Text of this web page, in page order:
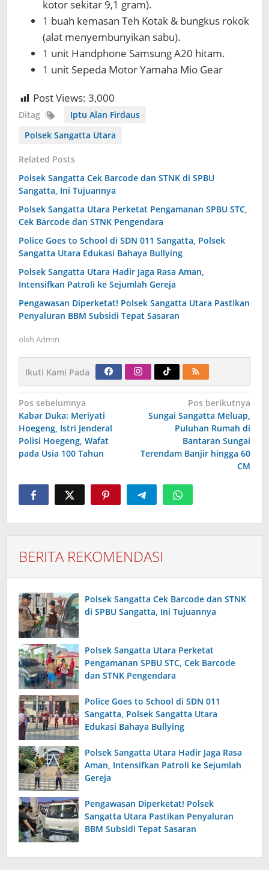
kotor sekitar 9,1 gram).
1 buah kemasan Teh Kotak & bungkus rokok
(alat menyembunyikan sabu).
1 unit Handphone Samsung A20 hitam.
1 unit Sepeda Motor Yamaha Mio Gear
Post Views: 3,000
Ditag
Iptu Alan Firdaus
Polsek Sangatta Utara
Related Posts
Polsek Sangatta Cek Barcode dan STNK di SPBU
Sangatta, Ini Tujuannya
Polsek Sangatta Utara Perketat Pengamanan SPBU STC,
Cek Barcode dan STNK Pengendara
Police Goes to School di SDN 011 Sangatta, Polsek
Sangatta Utara Edukasi Bahaya Bullying
Polsek Sangatta Utara Hadir Jaga Rasa Aman,
Intensifkan Patroli ke Sejumlah Gereja
Pengawasan Diperketat! Polsek Sangatta Utara Pastikan
Penyaluran BBM Subsidi Tepat Sasaran
oleh Admin
Ikuti Kami Pada
Navigasi
pos
Pos sebelumnya
Kabar Duka: Meriyati
Hoegeng, Istri Jenderal
Polisi Hoegeng, Wafat
pada Usia 100 Tahun
Pos berikutnya
Sungai Sangatta Meluap,
Puluhan Rumah di
Bantaran Sungai
Terendam Banjir hingga 60
CM
BERITA REKOMENDASI
Polsek Sangatta Cek Barcode dan STNK
di SPBU Sangatta, Ini Tujuannya
Polsek Sangatta Utara Perketat
Pengamanan SPBU STC, Cek Barcode
dan STNK Pengendara
Police Goes to School di SDN 011
Sangatta, Polsek Sangatta Utara
Edukasi Bahaya Bullying
Polsek Sangatta Utara Hadir Jaga Rasa
Aman, Intensifkan Patroli ke Sejumlah
Gereja
Pengawasan Diperketat! Polsek
Sangatta Utara Pastikan Penyaluran
BBM Subsidi Tepat Sasaran